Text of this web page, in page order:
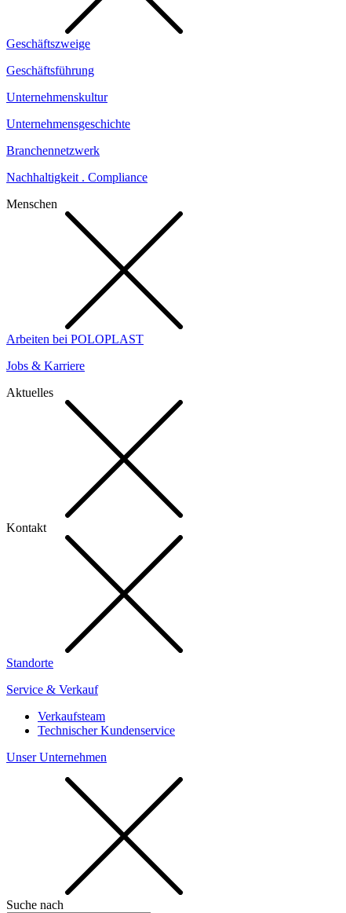
Geschäftszweige
Geschäftsführung
Unternehmenskultur
Unternehmensgeschichte
Branchennetzwerk
Nachhaltigkeit . Compliance
Menschen
Arbeiten bei POLOPLAST
Jobs & Karriere
Aktuelles
Kontakt
Standorte
Service & Verkauf
Verkaufsteam
Technischer Kundenservice
Unser Unternehmen
Suche nach